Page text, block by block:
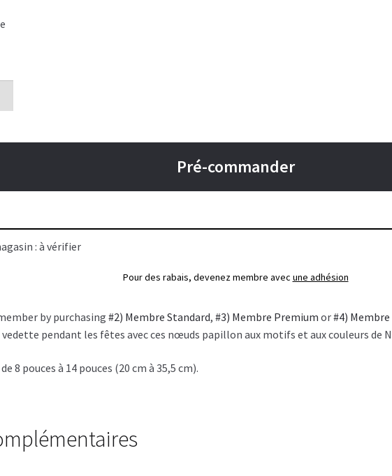
Pré-commander
: à vérifier
Pour des rabais, devenez membre avec une adhésion
by purchasing#2) Membre Standard,#3) Membre Premium or#4) Membre
pendant les fêtes avec ces nœuds papillon aux motifs et aux couleurs de
8 pouces à 14 pouces (20 cm à 35,5 cm).